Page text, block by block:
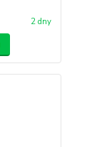
2 dny